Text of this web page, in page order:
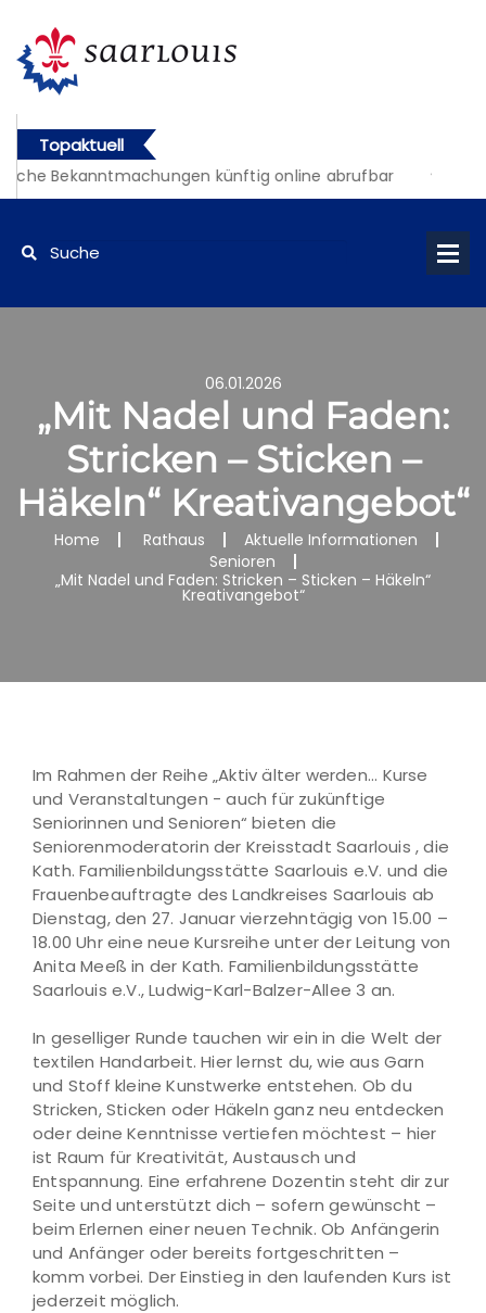
Topaktuell
Bekanntmachungen künftig online abrufbar
06.01.2026
„Mit Nadel und Faden:
Stricken – Sticken –
Häkeln“ Kreativangebot“
Home Rathaus
Aktuelle Informationen
Senioren
„Mit Nadel und Faden: Stricken – Sticken – Häkeln“
Kreativangebot“
Im Rahmen der Reihe „Aktiv älter werden... Kurse
und Veranstaltungen - auch für zukünftige
Seniorinnen und Senioren“ bieten die
Seniorenmoderatorin der Kreisstadt Saarlouis , die
Kath. Familienbildungsstätte Saarlouis e.V. und die
Frauenbeauftragte des Landkreises Saarlouis ab
Dienstag, den 27. Januar vierzehntägig von 15.00 –
18.00 Uhr eine neue Kursreihe unter der Leitung von
Anita Meeß in der Kath. Familienbildungsstätte
Saarlouis e.V., Ludwig-Karl-Balzer-Allee 3 an.
In geselliger Runde tauchen wir ein in die Welt der
textilen Handarbeit. Hier lernst du, wie aus Garn
und Stoff kleine Kunstwerke entstehen. Ob du
Stricken, Sticken oder Häkeln ganz neu entdecken
oder deine Kenntnisse vertiefen möchtest – hier
ist Raum für Kreativität, Austausch und
Entspannung. Eine erfahrene Dozentin steht dir zur
Seite und unterstützt dich – sofern gewünscht –
beim Erlernen einer neuen Technik. Ob Anfängerin
und Anfänger oder bereits fortgeschritten –
komm vorbei. Der Einstieg in den laufenden Kurs ist
jederzeit möglich.